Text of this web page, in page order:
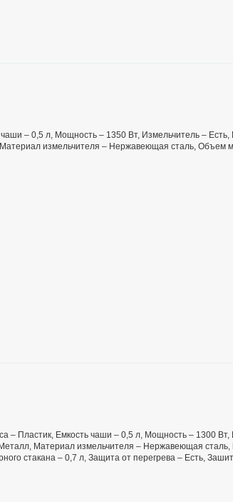
– 0,5 л, Мощность – 1350 Вт, Измельчитель –
измельчителя – Нержавеющая сталь, Объем
– Пластик, Емкость чаши – 0,5 л, Мощность – 1300 Вт,
Материал измельчителя – Нержавеющая сталь,
стакана – 0,7 л, Защита от перегрева – Есть,